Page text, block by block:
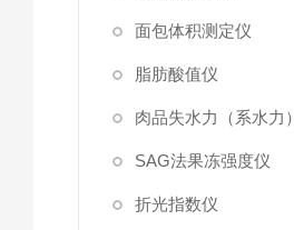
面包体积测定仪
脂肪酸值仪
肉品失水力（系水力）
SAG法果冻强度仪
折光指数仪